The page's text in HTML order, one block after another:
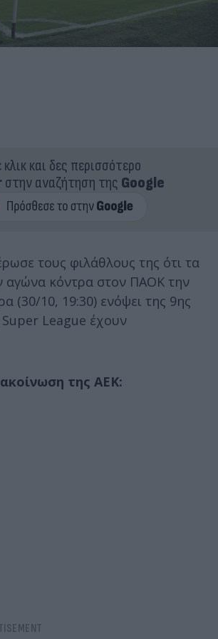
και δες περισσότερο
στην αναζήτηση της Google
τους φιλάθλους της ότι τα
αγώνα κόντρα στον ΠΑΟΚ την
(30/10, 19:30) ενόψει της 9ης
Super League έχουν
της ΑΕΚ: